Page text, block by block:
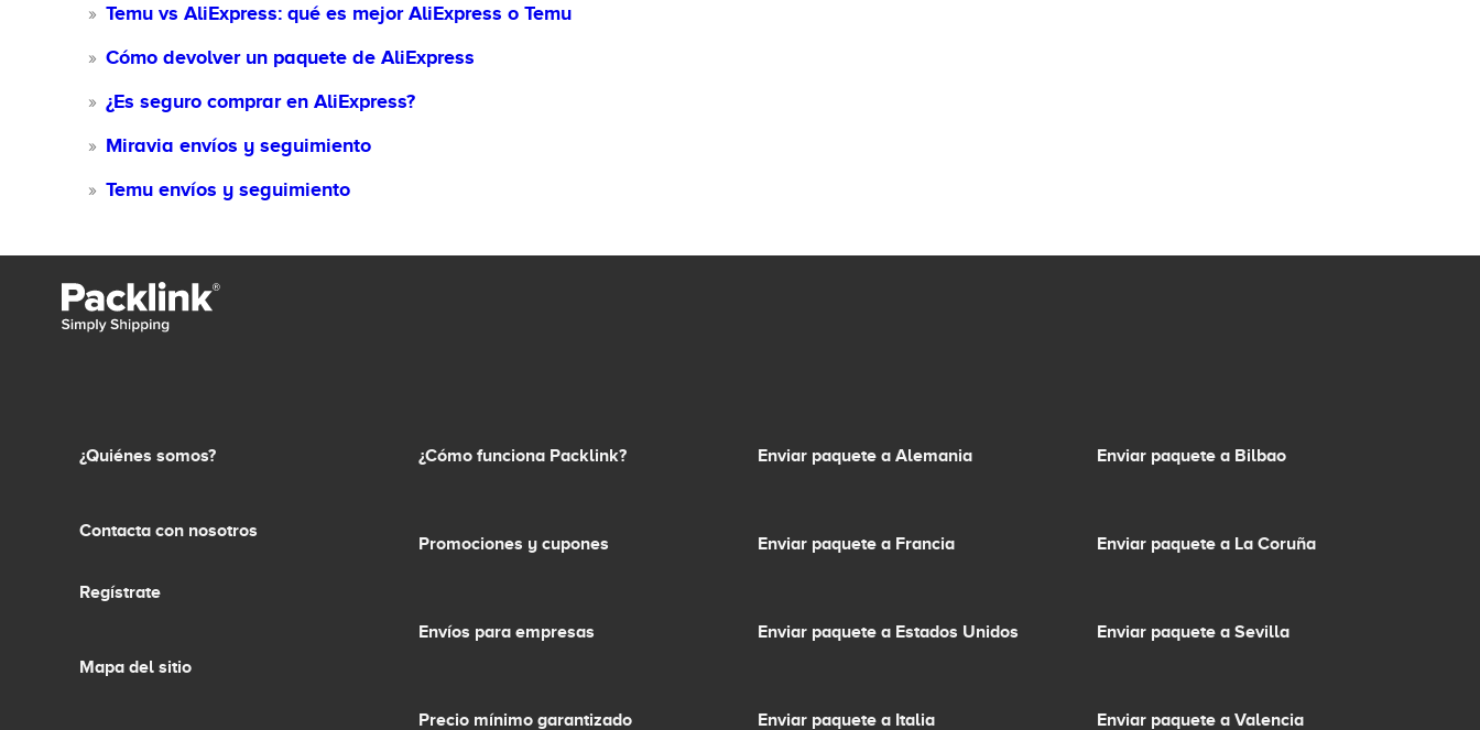
Temu vs AliExpress: qué es mejor AliExpress o Temu
Cómo devolver un paquete de AliExpress
¿Es seguro comprar en AliExpress?
Miravia envíos y seguimiento
Temu envíos y seguimiento
¿Quiénes somos?
Contacta con nosotros
Regístrate
Mapa del sitio
¿Cómo funciona Packlink?
Promociones y cupones
Envíos para empresas
Precio mínimo garantizado
Enviar paquete a Alemania
Enviar paquete a Francia
Enviar paquete a Estados Unidos
Enviar paquete a Italia
Enviar paquete a Bilbao
Enviar paquete a La Coruña
Enviar paquete a Sevilla
Enviar paquete a Valencia